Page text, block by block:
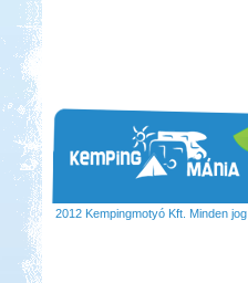
2012 Kempingmotyó Kft. Minden